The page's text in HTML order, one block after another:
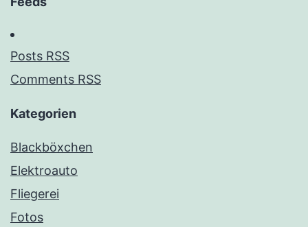
Posts RSS
Comments RSS
Kategorien
Blackböxchen
Elektroauto
Fliegerei
Fotos